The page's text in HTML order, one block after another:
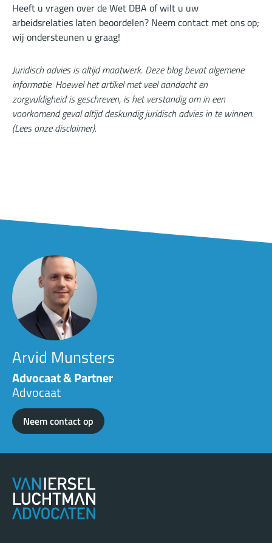
Heeft u vragen over de Wet DBA of wilt u uw
arbeidsrelaties laten beoordelen? Neem contact met ons op;
wij ondersteunen u graag!
Juridisch advies is altijd maatwerk. Deze blog bevat algemene
informatie. Hoewel het artikel met veel aandacht en
zorgvuldigheid is geschreven, is het verstandig om in een
voorkomend geval altijd deskundig juridisch advies in te winnen.
(Lees onze disclaimer).
Arvid Munsters
Advocaat & Partner
Advocaat
Neem contact op